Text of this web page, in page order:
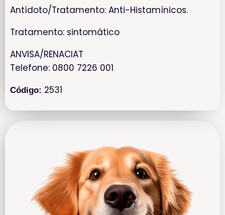
Antídoto/Tratamento: Anti-Histamínicos.
Tratamento: sintomático
ANVISA/RENACIAT
Telefone: 0800 7226 001
Código: 2531